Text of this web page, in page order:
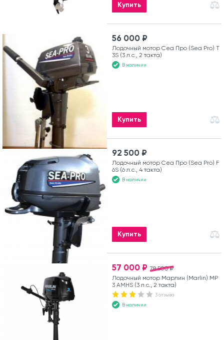
Купить
56 000 ₽
Лодочный мотор Сеа Про (Sea Pro) Т
3S (3 л.с., 2 такта)
В наличии
Купить
92 500 ₽
Лодочный мотор Сеа Про (Sea Pro) F
6S (6 л.с., 4 такта)
В наличии
Купить
78 500 ₽
57 000 ₽
Лодочный мотор Марлин (Marlin) MP
3 AMHS (3 л.с., 2 такта)
3 отзыва
В наличии